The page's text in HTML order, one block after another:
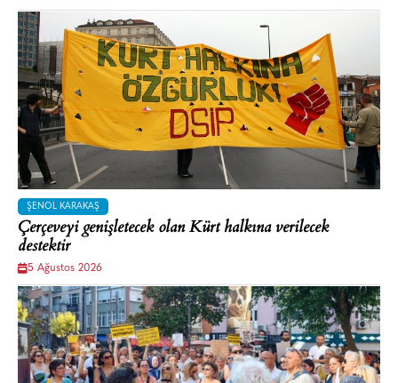
ŞENOL KARAKAŞ
Çerçeveyi genişletecek olan Kürt halkına verilecek
destektir
5 Ağustos 2026